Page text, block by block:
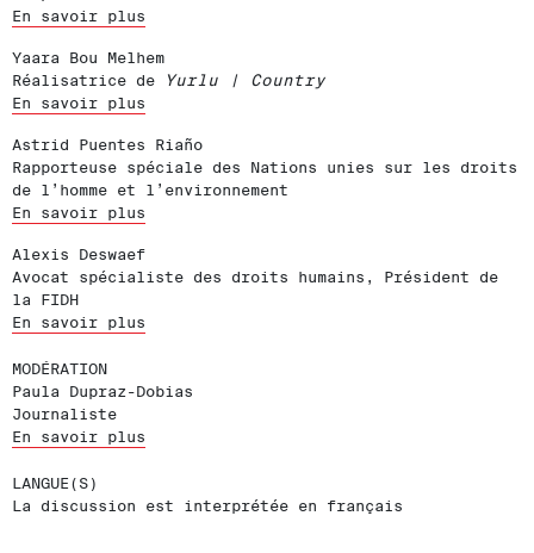
En savoir plus
Yaara Bou Melhem
Réalisatrice de
Yurlu | Country
En savoir plus
Astrid Puentes Riaño
Rapporteuse spéciale des Nations unies sur les droits
de l’homme et l’environnement
En savoir plus
Alexis Deswaef
Avocat spécialiste des droits humains, Président de
la FIDH
En savoir plus
MODÉRATION
Paula Dupraz-Dobias
Journaliste
En savoir plus
LANGUE(S)
La discussion est interprétée en français